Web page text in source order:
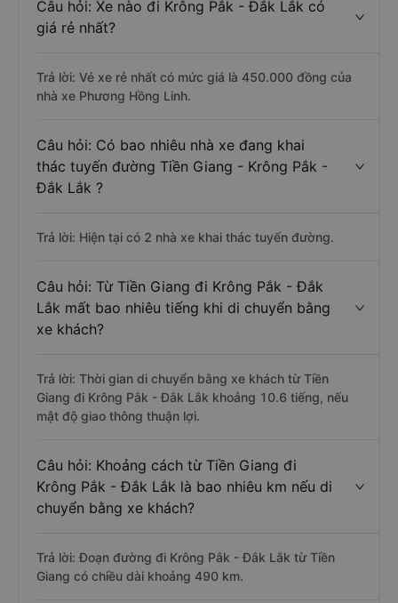
Câu hỏi: Xe nào đi Krông Pắk - Đắk Lắk có
giá rẻ nhất?
Trả lời: Vé xe rẻ nhất có mức giá là 450.000 đồng của
nhà xe Phương Hồng Linh.
Câu hỏi: Có bao nhiêu nhà xe đang khai
thác tuyến đường Tiền Giang - Krông Pắk -
Đắk Lắk ?
Trả lời: Hiện tại có 2 nhà xe khai thác tuyến đường.
Câu hỏi: Từ Tiền Giang đi Krông Pắk - Đắk
Lắk mất bao nhiêu tiếng khi di chuyển bằng
xe khách?
Trả lời: Thời gian di chuyển bằng xe khách từ Tiền
Giang đi Krông Pắk - Đắk Lắk khoảng 10.6 tiếng, nếu
mật độ giao thông thuận lợi.
Câu hỏi: Khoảng cách từ Tiền Giang đi
Krông Pắk - Đắk Lắk là bao nhiêu km nếu di
chuyển bằng xe khách?
Trả lời: Đoạn đường đi Krông Pắk - Đắk Lắk từ Tiền
Giang có chiều dài khoảng 490 km.